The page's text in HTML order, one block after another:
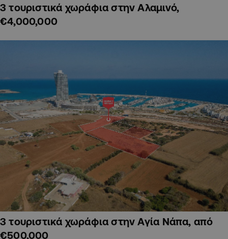
3 τουριστικά χωράφια στην Αλαμινό,
€4,000,000
3 τουριστικά χωράφια στην Αγία Νάπα, από
€500,000